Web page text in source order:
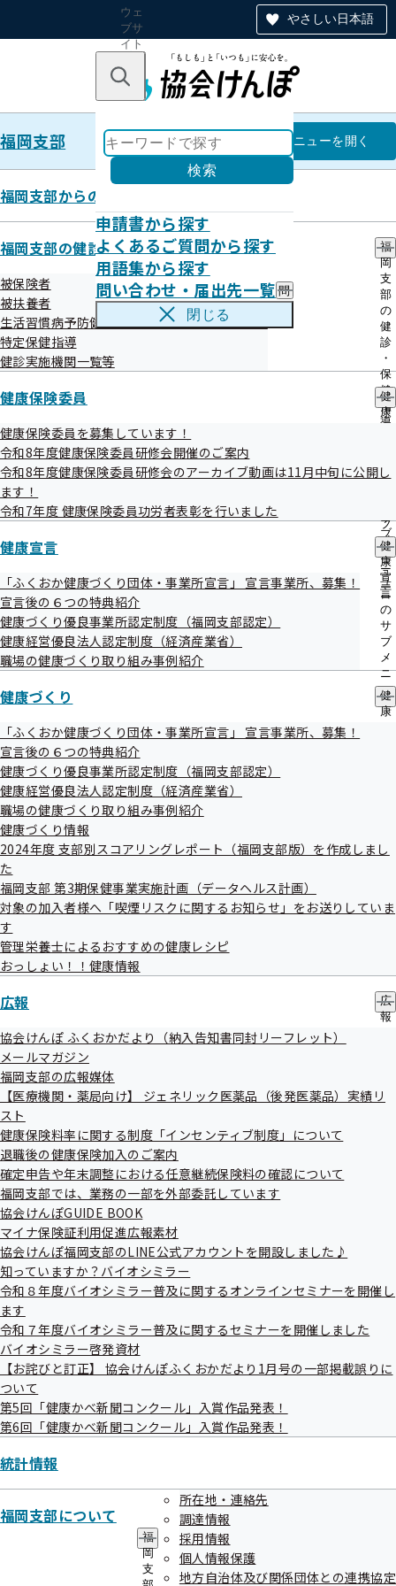
やさしい日本語
ウェ
ブサ
イト
のナ
ン
キーワードで探す
検索
申請書から探す
よくあるご質問から探す
用語集から探す
問い合わせ・届出先一覧 問
い
・
の
サ
閉じる
福岡支部 福岡支部
メニューを開く
福岡支部からのお知らせ
福岡支部の健診・保健指導のご案内
福
岡
支
部
の
健
診
・
保
健
指
導
案
サ
ブ
メ
ニ
ュ
ー
被保険者
被扶養者
生活習慣病予防健診等実施機関の募集について
特定保健指導
健診実施機関一覧等
健康保険委員
健
康
員
ブ
メ
ニ
ュ
ー
健康保険委員を募集しています！
令和8年度健康保険委員研修会開催のご案内
令和8年度健康保険委員研修会のアーカイブ動画は11月中旬に公開し
ます！
令和7年度 健康保険委員功労者表彰を行いました
健康宣言
健
康
宣
言
の
サ
ブ
メ
ニ
ュ
ー
「ふくおか健康づくり団体・事業所宣言」 宣言事業所、募集！
宣言後の６つの特典紹介
健康づくり優良事業所認定制度（福岡支部認定）
健康経営優良法人認定制度（経済産業省）
職場の健康づくり取り組み事例紹介
健康づくり
健
康
ュ
「ふくおか健康づくり団体・事業所宣言」 宣言事業所、募集！
宣言後の６つの特典紹介
健康づくり優良事業所認定制度（福岡支部認定）
健康経営優良法人認定制度（経済産業省）
職場の健康づくり取り組み事例紹介
健康づくり情報
2024年度 支部別スコアリングレポート（福岡支部版）を作成しまし
た
福岡支部 第3期保健事業実施計画（データヘルス計画）
対象の加入者様へ「喫煙リスクに関するお知らせ」をお送りしていま
す
管理栄養士によるおすすめの健康レシピ
おっしょい！！健康情報
広報
広
報
ニ
協会けんぽ ふくおかだより（納入告知書同封リーフレット）
メールマガジン
福岡支部の広報媒体
【医療機関・薬局向け】 ジェネリック医薬品（後発医薬品）実績リ
スト
健康保険料率に関する制度「インセンティブ制度」について
退職後の健康保険加入のご案内
確定申告や年末調整における任意継続保険料の確認について
福岡支部では、業務の一部を外部委託しています
協会けんぽGUIDE BOOK
マイナ保険証利用促進広報素材
協会けんぽ福岡支部のLINE公式アカウントを開設しました♪
知っていますか？バイオシミラー
令和８年度バイオシミラー普及に関するオンラインセミナーを開催し
ます
令和７年度バイオシミラー普及に関するセミナーを開催しました
バイオシミラー啓発資材
【お詫びと訂正】 協会けんぽふくおかだより1月号の一部掲載誤りに
ついて
第5回「健康かべ新聞コンクール」入賞作品発表！
第6回「健康かべ新聞コンクール」入賞作品発表！
統計情報
福岡支部について
福
岡
支
所在地・連絡先
調達情報
採用情報
個人情報保護
地方自治体及び関係団体との連携協定
【医療機関・薬局向け】 ジェネ
リック医薬品（後発医薬品）実績
リスト
令和07年11月28日
ご利用の前にご確認ください
本リストは、特定のジェネリック医薬品
品）を推奨するものではありません。
く際の参考資料としてご活用ください。
本リストは、福岡県内に所在する医療機関や薬局での
処方実績（令和7年4月診療分のレセプト）に基づいて
作成しています。
その他留意事項は本リストの表紙をご確認ください
本リストの再配布はご遠慮ください
福岡県版
ジェネリック医薬品（後発医薬品）実績リスト
ジェネリック医薬品（後発医薬品）実績リスト
ジェネリック医薬品（後発医薬品）実績リスト
福岡・糸島
粕屋
宗像
筑紫
朝倉
久留米
八女・筑後
有明
飯塚
直方・鞍手
田川
北九州
京築